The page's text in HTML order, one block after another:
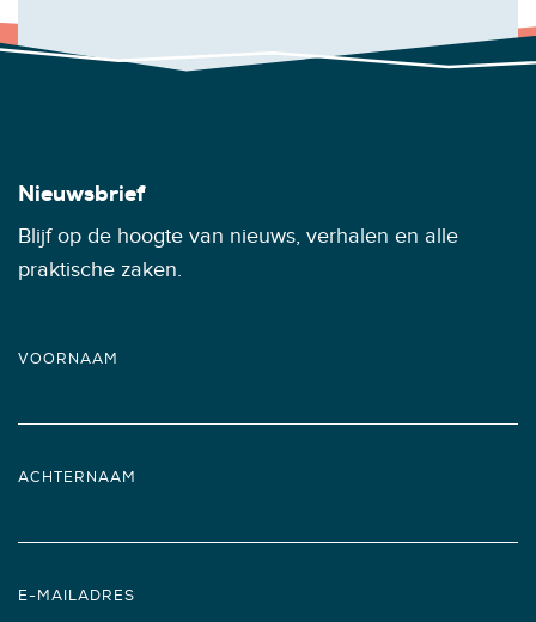
Nieuwsbrief
Blijf op de hoogte van nieuws, verhalen en alle
praktische zaken.
VOORNAAM
ACHTERNAAM
E-MAILADRES